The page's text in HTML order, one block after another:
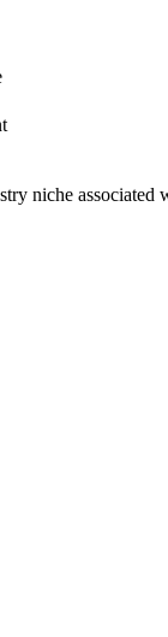
niche associated